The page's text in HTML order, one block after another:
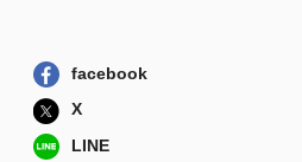
facebook
X
LINE